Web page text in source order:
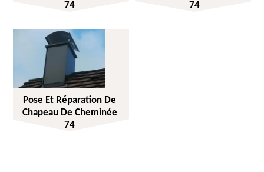
74
74
Pose Et Réparation De
Chapeau De Cheminée
74